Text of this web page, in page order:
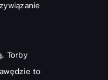
Torby
to